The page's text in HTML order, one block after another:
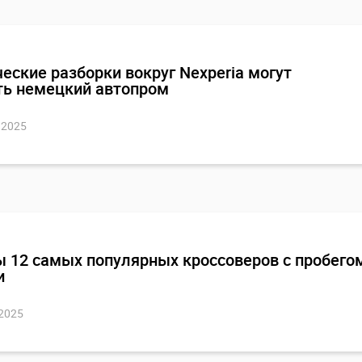
разборки вокруг Nexperia могут
немецкий автопром
12 самых популярных кроссоверов с
немецкие SUV